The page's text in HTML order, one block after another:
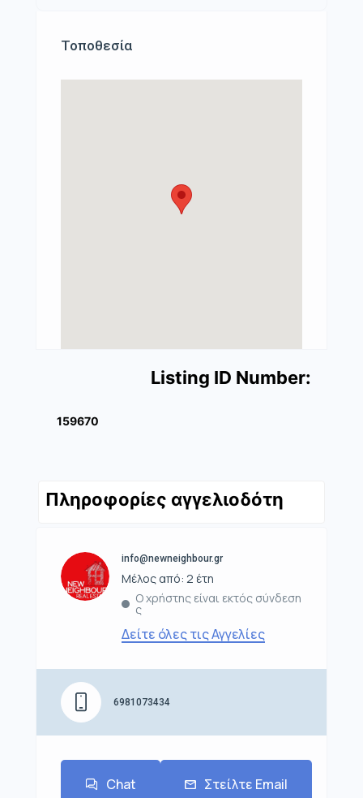
Τοποθεσία
Listing ID Number:
159670
Πληροφορίες αγγελιοδότη
info@newneighbour.gr
Μέλος από: 2 έτη
Ο χρήστης είναι εκτός σύνδεση
ς
Δείτε όλες τις Αγγελίες
6981073434
Chat Στείλτε Email